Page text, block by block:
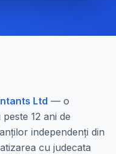
Ltd — o
12 ani de
independenți din
cu judecata